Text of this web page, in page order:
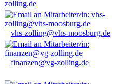
zolling.de
vhs-zolling@vhs-moosburg.de
finanzen@vg-zolling.de